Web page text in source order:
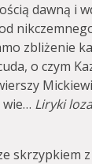
dawną i
zbliżenie
o czym
wie… Liryki
skrzypkiem